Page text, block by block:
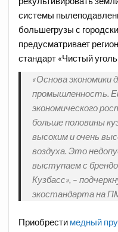
системы
большегрузы с
предусматривает
стандарт «Чистый
«Основа экономики
промышленность.
экономического
больше половины
высоким и очень
воздуха. Это
выступаем с
Кузбасс», –
экостандарта на
Приобрести медный